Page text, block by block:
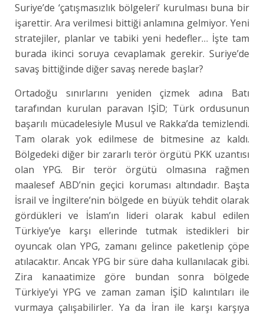
Suriye’de ‘çatışmasızlık bölgeleri’ kurulması buna bir
işarettir. Ara verilmesi bittiği anlamına gelmiyor. Yeni
stratejiler, planlar ve tabiki yeni hedefler… İşte tam
burada ikinci soruya cevaplamak gerekir. Suriye’de
savaş bittiğinde diğer savaş nerede başlar?
Ortadoğu sınırlarını yeniden çizmek adına Batı
tarafından kurulan paravan IŞİD; Türk ordusunun
başarılı mücadelesiyle Musul ve Rakka’da temizlendi.
Tam olarak yok edilmese de bitmesine az kaldı.
Bölgedeki diğer bir zararlı terör örgütü PKK uzantısı
olan YPG. Bir terör örgütü olmasına rağmen
maalesef ABD’nin geçici koruması altındadır. Başta
İsrail ve İngiltere’nin bölgede en büyük tehdit olarak
gördükleri ve İslam’ın lideri olarak kabul edilen
Türkiye’ye karşı ellerinde tutmak istedikleri bir
oyuncak olan YPG, zamanı gelince paketlenip çöpe
atılacaktır. Ancak YPG bir süre daha kullanılacak gibi.
Zira kanaatimize göre bundan sonra bölgede
Türkiye’yi YPG ve zaman zaman İŞİD kalıntıları ile
vurmaya çalışabilirler. Ya da İran ile karşı karşıya